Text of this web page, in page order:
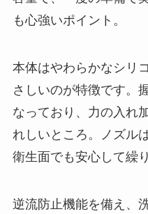
も心強いポイント。
本体はやわらかなシリ
さしいのが特徴です。
なっており、力の入れ
れしいところ。ノズル
衛生面でも安心して繰
逆流防止機能を備え、